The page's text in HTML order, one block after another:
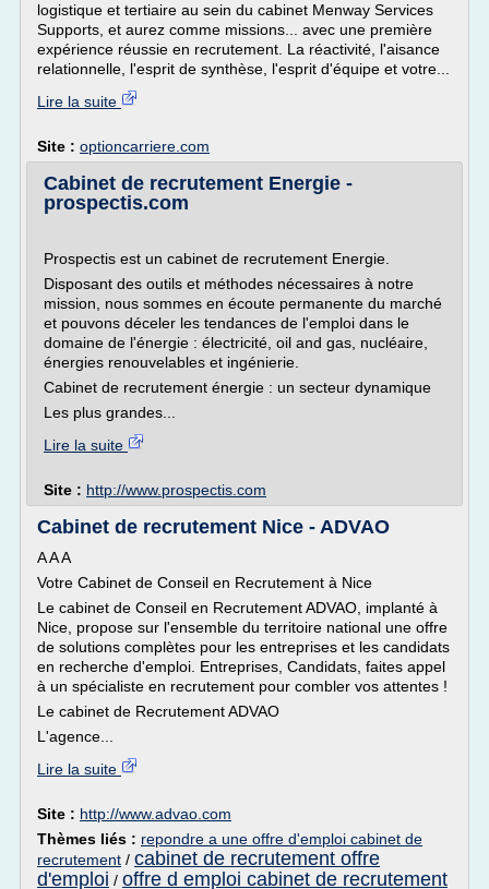
logistique et tertiaire au sein du cabinet Menway Services
Supports, et aurez comme missions... avec une première
expérience réussie en recrutement. La réactivité, l'aisance
relationnelle, l'esprit de synthèse, l'esprit d'équipe et votre...
Lire la suite
Site : optioncarriere.com
Cabinet de recrutement Energie -
prospectis.com
Prospectis est un cabinet de recrutement Energie.
Disposant des outils et méthodes nécessaires à notre
mission, nous sommes en écoute permanente du marché
et pouvons déceler les tendances de l'emploi dans le
domaine de l'énergie : électricité, oil and gas, nucléaire,
énergies renouvelables et ingénierie.
Cabinet de recrutement énergie : un secteur dynamique
Les plus grandes...
Lire la suite
Site : http://www.prospectis.com
Cabinet de recrutement Nice - ADVAO
A A A
Votre Cabinet de Conseil en Recrutement à Nice
Le cabinet de Conseil en Recrutement ADVAO, implanté à
Nice, propose sur l'ensemble du territoire national une offre
de solutions complètes pour les entreprises et les candidats
en recherche d'emploi. Entreprises, Candidats, faites appel
à un spécialiste en recrutement pour combler vos attentes !
Le cabinet de Recrutement ADVAO
L'agence...
Lire la suite
Site : http://www.advao.com
Thèmes liés : repondre a une offre d'emploi cabinet de
recrutement / cabinet de recrutement offre
d'emploi / offre d emploi cabinet de recrutement